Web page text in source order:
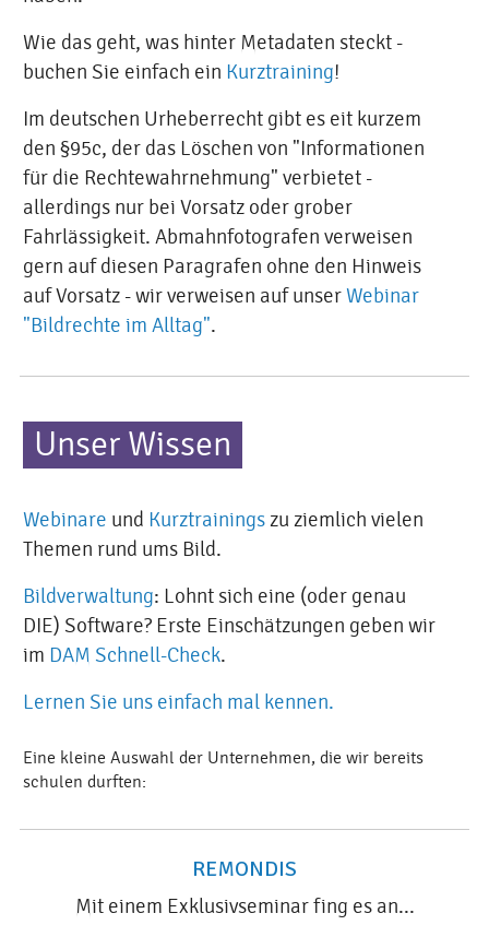
Wie das geht, was hinter Metadaten steckt -
buchen Sie einfach ein Kurztraining!
Im deutschen Urheberrecht gibt es eit kurzem
den §95c, der das Löschen von "Informationen
für die Rechtewahrnehmung" verbietet -
allerdings nur bei Vorsatz oder grober
Fahrlässigkeit. Abmahnfotografen verweisen
gern auf diesen Paragrafen ohne den Hinweis
auf Vorsatz - wir verweisen auf unserWebinar
"Bildrechte im Alltag".
Unser Wissen
Webinare und Kurztrainingszu ziemlich vielen
Themen rund ums Bild.
Bildverwaltung: Lohnt sich eine (oder genau
DIE) Software? Erste Einschätzungen geben wir
im DAM Schnell-Check.
Lernen Sie uns einfach mal kennen.
Eine kleine Auswahl der Unternehmen, die wir bereits
schulen durften:
REMONDIS
Mit einem Exklusivseminar fing es an...